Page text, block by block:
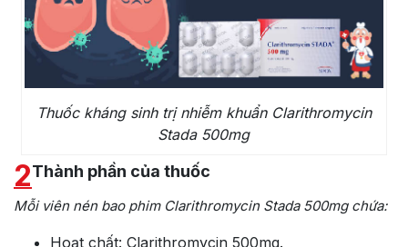
Thuốc kháng sinh trị nhiễm khuẩn Clarithromycin
Stada 500mg
2Thành phần của thuốc
Mỗi viên nén bao phim Clarithromycin Stada 500mg chứa:
Hoạt chất: Clarithromycin 500mg.